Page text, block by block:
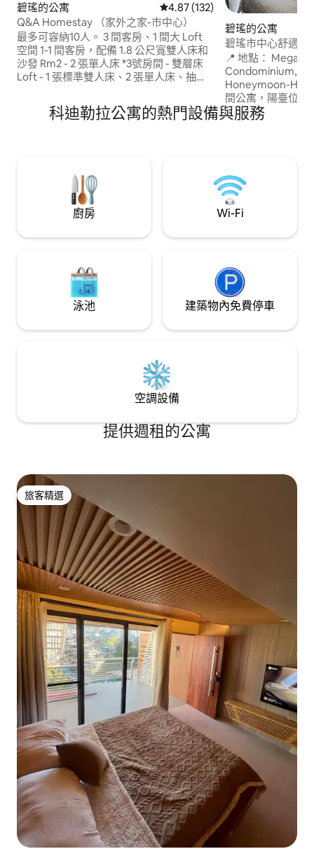
碧瑤的公寓 從 132 則評價中獲得 4.87 的平
4.87 (132)
Q&A Homestay （家外之家-市中心）
最多可容納10人。 3 間客房、1 間大 Loft
空間 1-1 間客房，配備 1.8 公尺寬雙人床和
沙發 Rm2 - 2 張單人床 *3號房間 - 雙層床
Loft - 1 張標準雙人床、2 張單人床、抽拉
冷熱水淋浴間 -毛巾 全套廚房，住宿期間
可免費使用5加侖h20 陽臺區域 Globe
碧瑤的公寓
碧瑤市中心舒適的
📍 地點：
Condominium, #
Honeymoon-
間公寓，陽臺位於
即可抵達公共市場
Burnham Park，
設施 🙏
科迪勒拉公寓的熱門設備與服務
廚房 Wi-Fi
泳池 建築物內免費停車
空調設備
提供週租的公寓
旅客精選
旅客精選